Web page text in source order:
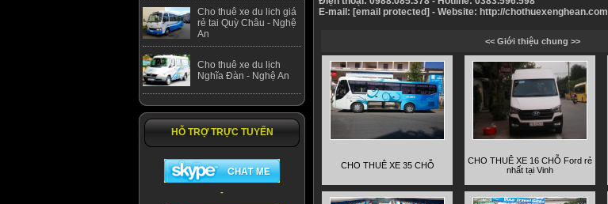
Cho thuê xe du lich giá
rẻ tai Quỳ Châu - Nghệ
An
Cho thuê xe du lịch
Nghĩa Đàn - Nghệ An
HỖ TRỢ TRỰC TUYẾN
-
E-mail: [email protected] - Website: http://chothuexenghean.com
<< Giới thiệu chung >>
CHO THUÊ XE 35 CHỖ
CHO THUÊ XE 16 CHỖ Ford rẻ
nhất tại Vinh